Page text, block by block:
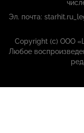
Эл. почта:
Copyright (с) ООО
Любое